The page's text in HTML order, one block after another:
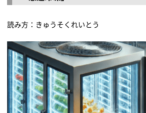
読み方：きゅうそくれいとう